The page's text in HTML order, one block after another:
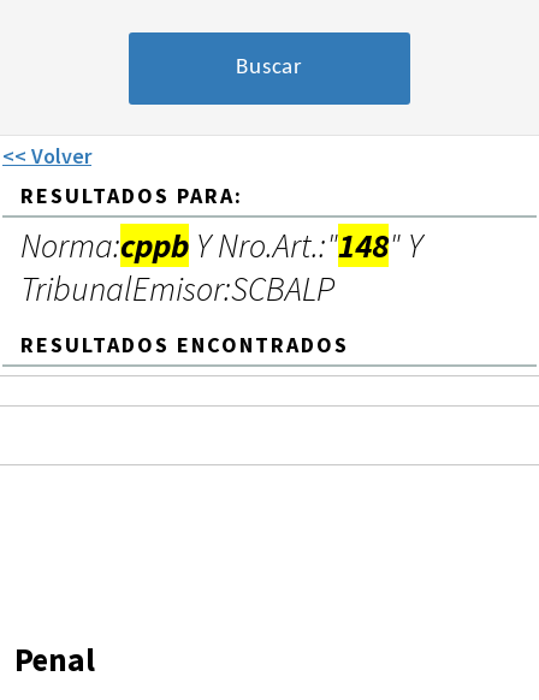
<< Volver
RESULTADOS PARA:
Norma:cppb Y Nro.Art.:"148" Y
TribunalEmisor:SCBALP
RESULTADOS ENCONTRADOS
Penal